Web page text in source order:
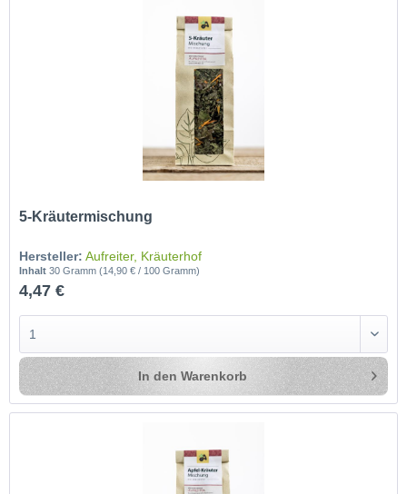
5-Kräutermischung
Hersteller: Aufreiter, Kräuterhof
Inhalt30 Gramm(14,90 € / 100 Gramm)
4,47 €
In den Warenkorb